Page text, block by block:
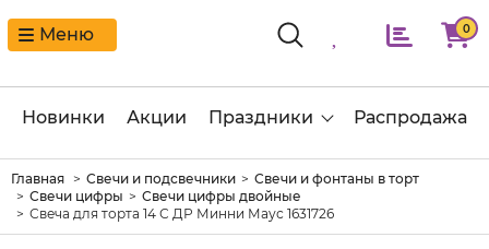
Меню 0
Новинки Акции Праздники Распродажа
Главная Свечи и подсвечники
Свечи и фонтаны в торт
Свечи цифры
Свечи цифры двойные
Свеча для торта 14 С ДР Минни Маус 1631726